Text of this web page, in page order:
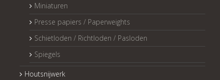
Miniaturen
Presse papiers / Paperweights
Schietloden / Richtloden / Pasloden
Spiegels
Houtsnijwerk